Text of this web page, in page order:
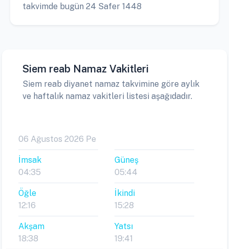
takvimde bugün 24 Safer 1448
Siem reab Namaz Vakitleri
Siem reab diyanet namaz takvimine göre aylık
ve haftalık namaz vakitleri listesi aşağıdadır.
06 Ağustos 2026 Pe
İmsak
04:35
Güneş
05:44
Öğle
12:16
İkindi
15:28
Akşam
18:38
Yatsı
19:41